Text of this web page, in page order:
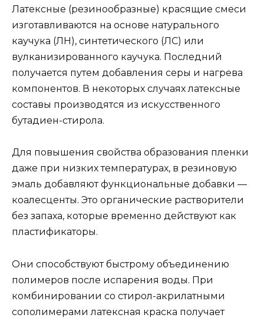
Латексные (резинообразные) красящие смеси
изготавливаются на основе натурального
каучука (ЛН), синтетического (ЛС) или
вулканизированного каучука. Последний
получается путем добавления серы и нагрева
компонентов. В некоторых случаях латексные
составы производятся из искусственного
бутадиен-стирола.
Для повышения свойства образования пленки
даже при низких температурах, в резиновую
эмаль добавляют функциональные добавки —
коалесценты. Это органические растворители
без запаха, которые временно действуют как
пластификаторы.
Они способствуют быстрому объединению
полимеров после испарения воды. При
комбинировании со стирол-акрилатными
сополимерами латексная краска получает